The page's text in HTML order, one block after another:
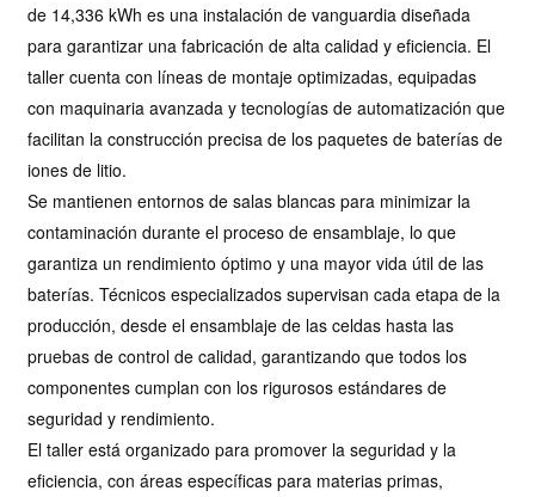
de 14,336 kWh es una instalación de vanguardia diseñada
para garantizar una fabricación de alta calidad y eficiencia. El
taller cuenta con líneas de montaje optimizadas, equipadas
con maquinaria avanzada y tecnologías de automatización que
facilitan la construcción precisa de los paquetes de baterías de
iones de litio.
Se mantienen entornos de salas blancas para minimizar la
contaminación durante el proceso de ensamblaje, lo que
garantiza un rendimiento óptimo y una mayor vida útil de las
baterías. Técnicos especializados supervisan cada etapa de la
producción, desde el ensamblaje de las celdas hasta las
pruebas de control de calidad, garantizando que todos los
componentes cumplan con los rigurosos estándares de
seguridad y rendimiento.
El taller está organizado para promover la seguridad y la
eficiencia, con áreas específicas para materias primas,